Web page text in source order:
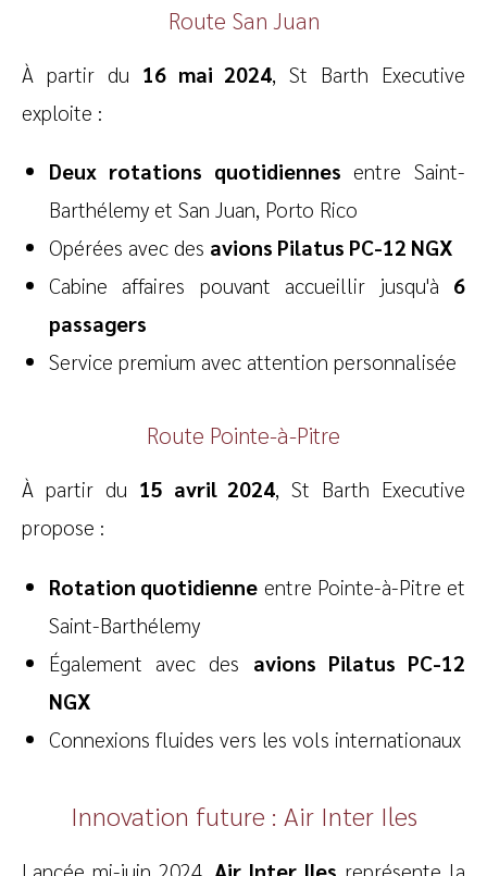
Route San Juan
À partir du 16 mai 2024, St Barth Executive
exploite :
Deux rotations quotidiennes entre Saint-
Barthélemy et San Juan, Porto Rico
Opérées avec des avions Pilatus PC-12 NGX
Cabine affaires pouvant accueillir jusqu'à 6
passagers
Service premium avec attention personnalisée
Route Pointe-à-Pitre
À partir du 15 avril 2024, St Barth Executive
propose :
Rotation quotidienne entre Pointe-à-Pitre et
Saint-Barthélemy
Également avec des avions Pilatus PC-12
NGX
Connexions fluides vers les vols internationaux
Innovation future : Air Inter Iles
Lancée mi-juin 2024, Air Inter Iles représente la